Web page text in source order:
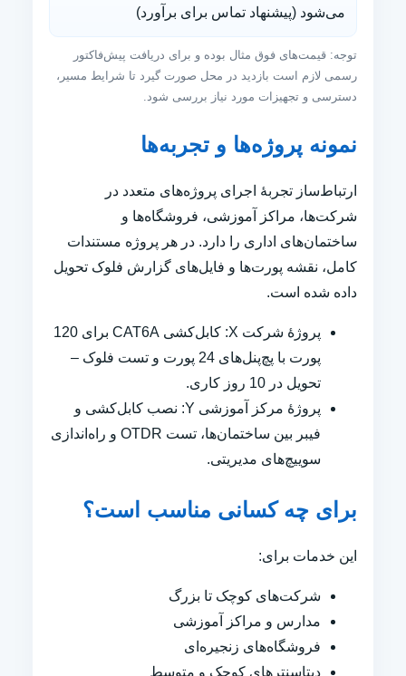
می‌شود (پیشنهاد تماس برای برآورد)
توجه: قیمت‌های فوق مثال بوده و برای دریافت پیش‌فاکتور
رسمی لازم است بازدید در محل صورت گیرد تا شرایط مسیر،
دسترسی و تجهیزات مورد نیاز بررسی شود.
نمونه پروژه‌ها و تجربه‌ها
ارتباط‌ساز تجربهٔ اجرای پروژه‌های متعدد در
شرکت‌ها، مراکز آموزشی، فروشگاه‌ها و
ساختمان‌های اداری را دارد. در هر پروژه مستندات
کامل، نقشه پورت‌ها و فایل‌های گزارش فلوک تحویل
داده شده است.
پروژهٔ شرکت X: کابل‌کشی CAT6A برای 120
پورت با پچ‌پنل‌های 24 پورت و تست فلوک –
تحویل در 10 روز کاری.
پروژهٔ مرکز آموزشی Y: نصب کابل‌کشی و
فیبر بین ساختمان‌ها، تست OTDR و راه‌اندازی
سوییچ‌های مدیریتی.
برای چه کسانی مناسب است؟
این خدمات برای:
شرکت‌های کوچک تا بزرگ
مدارس و مراکز آموزشی
فروشگاه‌های زنجیره‌ای
دیتاسنترهای کوچک و متوسط